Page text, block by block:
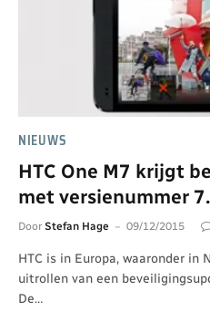
NIEUWS
HTC One M7 krijgt
met versienummer
Door Stefan Hage 09/12/2015
HTC is in Europa, waaronder in
uitrollen van een
De…